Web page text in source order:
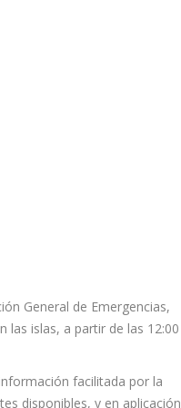
General de Emergencias,
las islas, a partir de las 12:00
facilitada por la
disponibles, y en aplicación